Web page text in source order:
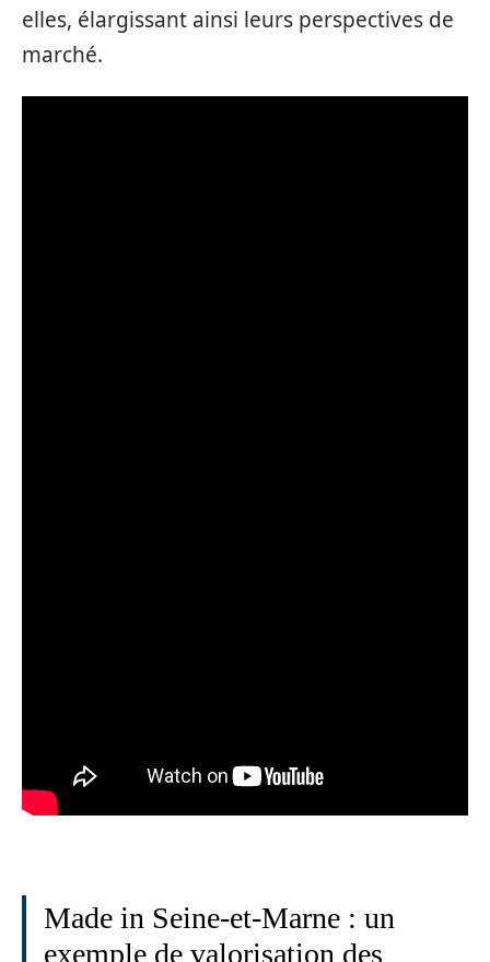
elles, élargissant ainsi leurs perspectives de
marché.
Made in Seine-et-Marne : un
exemple de valorisation des